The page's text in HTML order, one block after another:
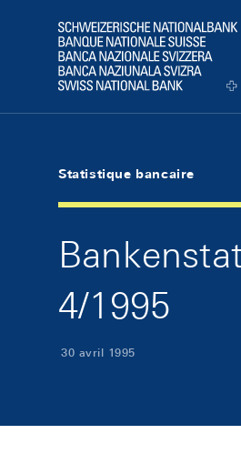
Logo
Statistique bancaire
4/1995
30 avril 1995